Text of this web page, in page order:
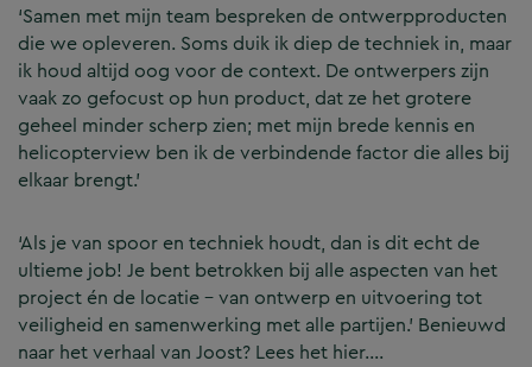
‘Samen met mijn team bespreken de ontwerpproducten
die we opleveren. Soms duik ik diep de techniek in, maar
ik houd altijd oog voor de context. De ontwerpers zijn
vaak zo gefocust op hun product, dat ze het grotere
geheel minder scherp zien; met mijn brede kennis en
helicopterview ben ik de verbindende factor die alles bij
elkaar brengt.’
‘Als je van spoor en techniek houdt, dan is dit echt de
ultieme job! Je bent betrokken bij alle aspecten van het
project én de locatie – van ontwerp en uitvoering tot
veiligheid en samenwerking met alle partijen.’ Benieuwd
naar het verhaal van Joost? Lees het hier….